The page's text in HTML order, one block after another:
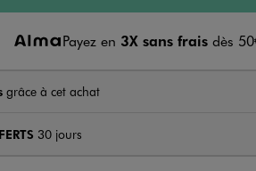
Payez en 3X sans fraisdès
grâce à cet achat
30 jours